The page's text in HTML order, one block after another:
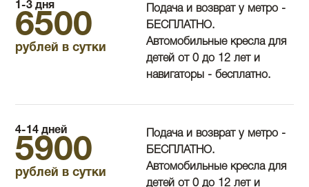
1-3 дня
6500
рублей в сутки
Подача и возврат у метро -
БЕСПЛАТНО.
Автомобильные кресла для
детей от 0 до 12 лет и
навигаторы - бесплатно.
4-14 дней
5900
рублей в сутки
Подача и возврат у метро -
БЕСПЛАТНО.
Автомобильные кресла для
детей от 0 до 12 лет и